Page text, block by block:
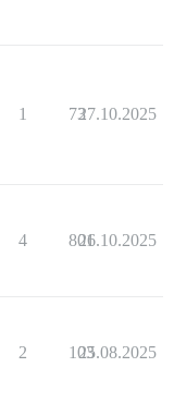
1 7327.10.2025
4 801
26.10.2025
2 103
25.08.2025